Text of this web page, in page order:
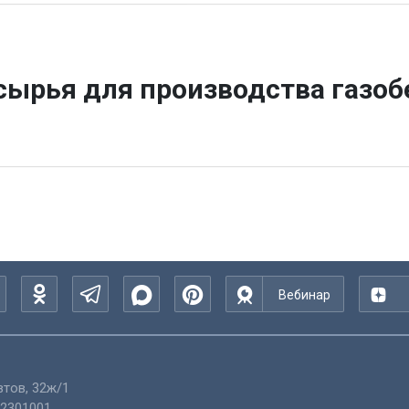
для производства
Вебинар
32ж/1